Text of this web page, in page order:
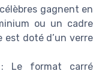
gagnent en
ou un cadre
est doté d’un verre
Le format carré